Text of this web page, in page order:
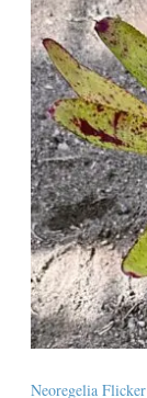
Neoregelia Flicker